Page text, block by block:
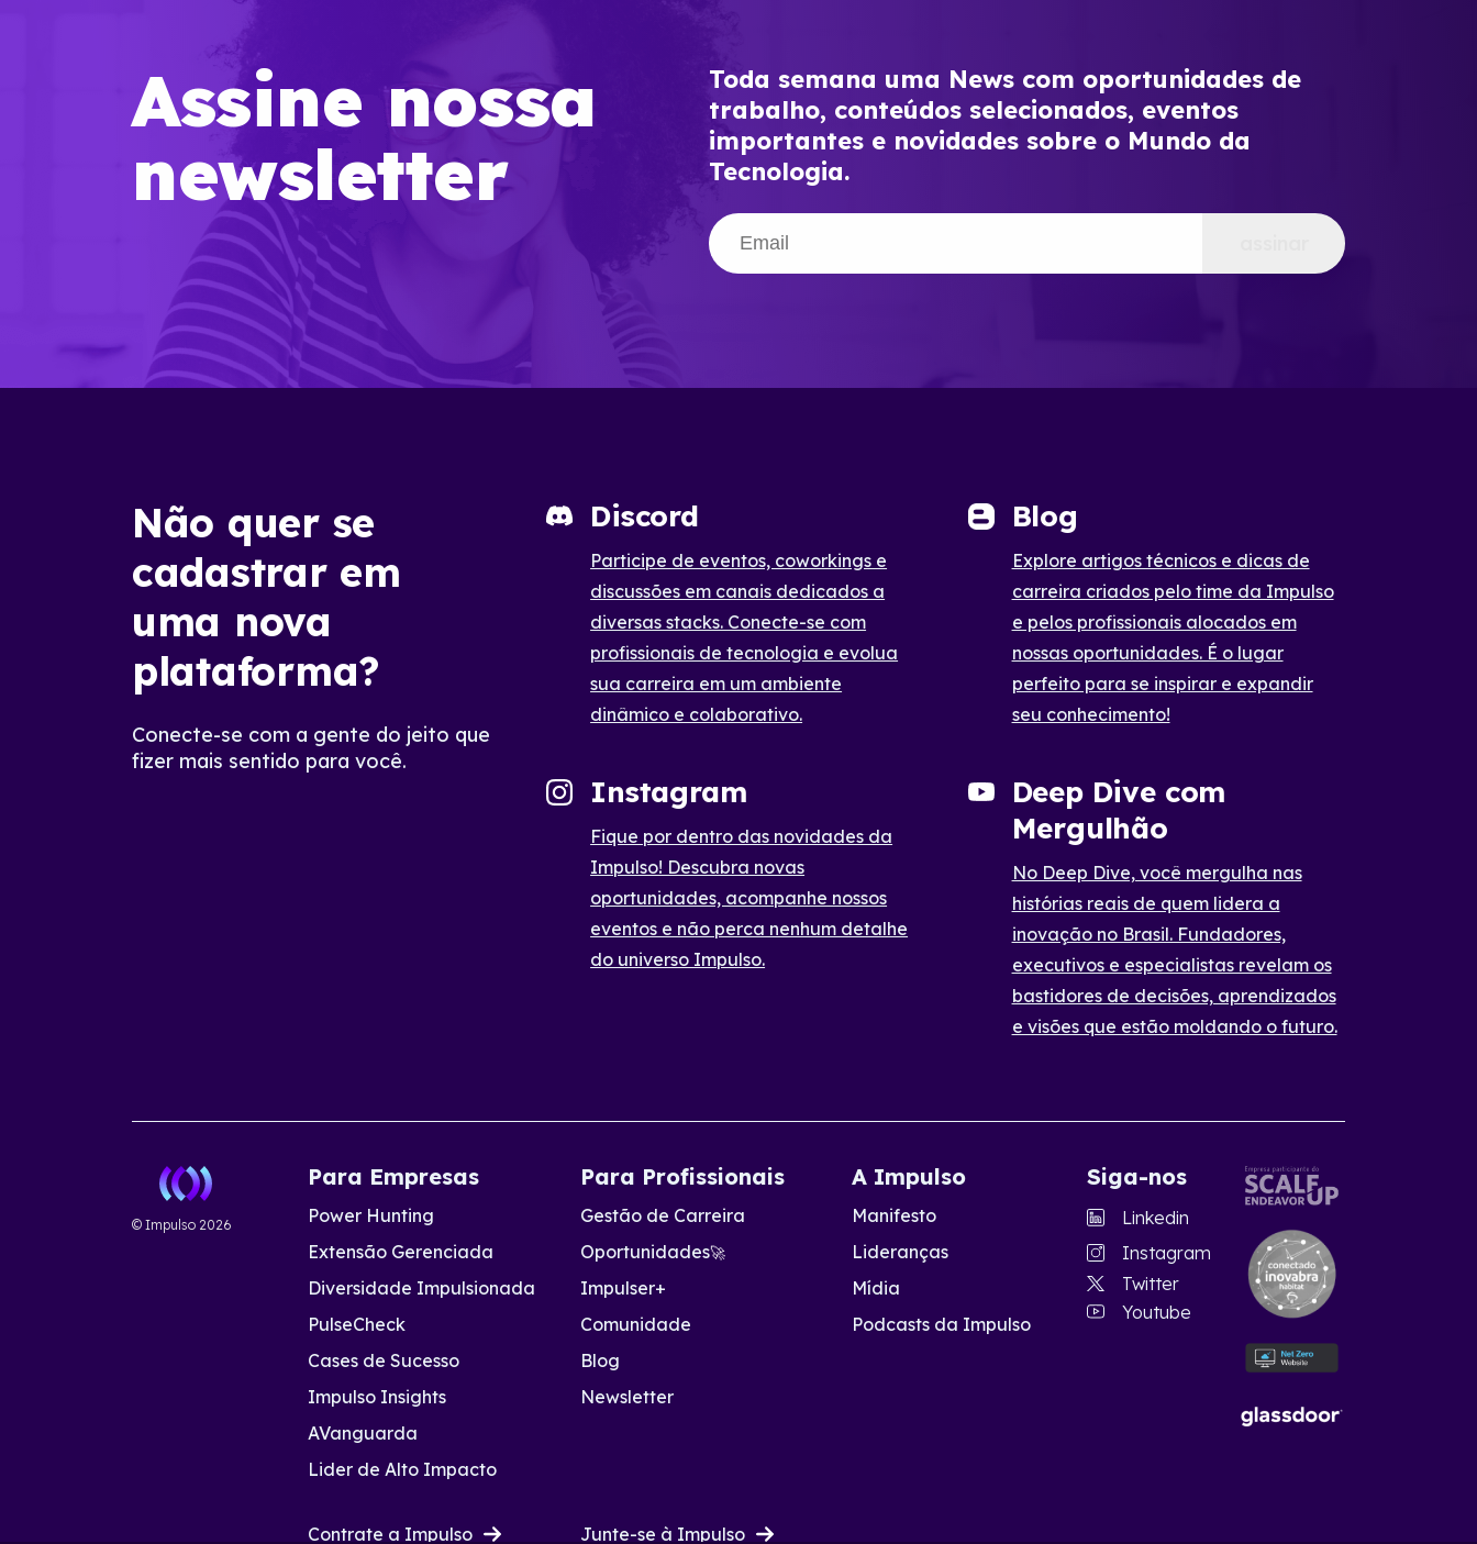
Assine nossa
newsletter
Toda semana uma News com oportunidades de
trabalho, conteúdos selecionados, eventos
importantes e novidades sobre o Mundo da
Tecnologia.
Não quer se
cadastrar em
uma nova
plataforma?
Conecte-se com a gente do jeito que
fizer mais sentido para você.
Discord
Participe de eventos, coworkings e
discussões em canais dedicados a
diversas stacks. Conecte-se com
profissionais de tecnologia e evolua
sua carreira em um ambiente
dinâmico e colaborativo.
Blog
Explore artigos técnicos e dicas de
carreira criados pelo time da Impulso
e pelos profissionais alocados em
nossas oportunidades. É o lugar
perfeito para se inspirar e expandir
seu conhecimento!
Instagram
Fique por dentro das novidades da
Impulso! Descubra novas
oportunidades, acompanhe nossos
eventos e não perca nenhum detalhe
do universo Impulso.
Deep Dive com
Mergulhão
No Deep Dive, você mergulha nas
histórias reais de quem lidera a
inovação no Brasil. Fundadores,
executivos e especialistas revelam os
bastidores de decisões, aprendizados
e visões que estão moldando o futuro.
© Impulso 2026
Para Empresas
Power Hunting
Extensão Gerenciada
Diversidade Impulsionada
PulseCheck
Cases de Sucesso
Impulso Insights
AVanguarda
Lider de Alto Impacto
Contrate a Impulso
Para Profissionais
Gestão de Carreira
Oportunidades🚀
Impulser+
Comunidade
Blog
Newsletter
Junte-se à Impulso
A Impulso
Manifesto
Lideranças
Mídia
Podcasts da Impulso
Siga-nos
Linkedin
Instagram
Twitter
Youtube